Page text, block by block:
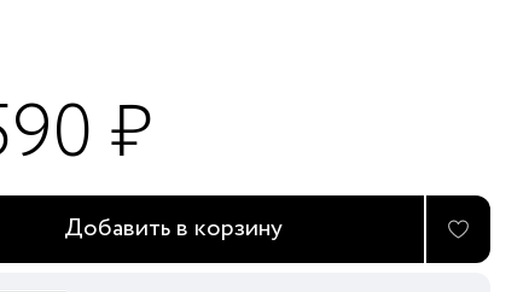
₽
Добавить в корзину